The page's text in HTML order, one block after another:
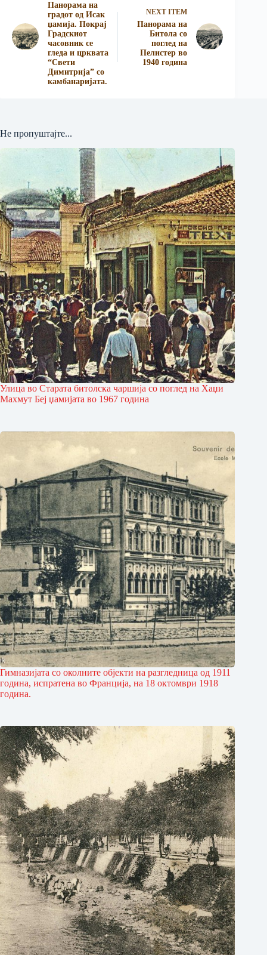
Панорама на
градот од Исак
џамија. Покрај
Градскиот
часовник се
гледа и црквата
“Свети
Димитрија” со
камба­наријата.
NEXT ITEM
Панорама на
Битола со
поглед на
Пелистер во
1940 година
Не пропуштајте...
Улица во Старата битол­ска чаршија со поглед на Хаџи
Махмут Беј џамијата во 1967 година
Гимназијата со околните објекти на разгледница од 1911
година, испратена во Франција, на 18 октомври 1918
година.